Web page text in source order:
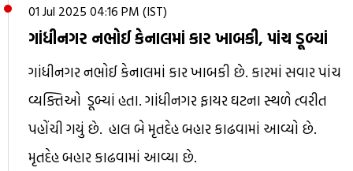
01 Jul 2025 04:16 PM (IST)
ગાંધીનગર નભોઈ કેનાલમાં કાર ખાબકી, પાંચ ડૂબ્યાં
ગાંધીનગર નભોઈ કેનાલમાં કાર ખાબકી છે. કારમાં સવાર પાંચ
વ્યક્તિઓ ડૂબ્યાં હતા. ગાંધીનગર ફાયર ઘટના સ્થળે ત્વરીત
પહોંચી ગયું છે. હાલ બે મૃતદેહ બહાર કાઢવામાં આવ્યો છે.
મૃતદેહ બહાર કાઢવામાં આવ્યા છે.